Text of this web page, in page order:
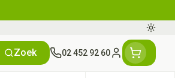
Zoek 02 452 92 60
Klant menu